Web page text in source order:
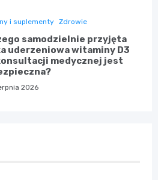
i suplementy Zdrowie
samodzielnie przyjęta
uderzeniowa witaminy D3
medycznej jest
2026